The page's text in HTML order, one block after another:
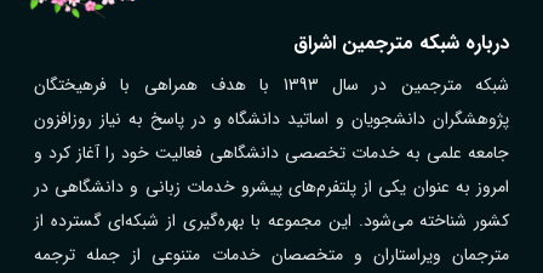
درباره شبکه مترجمین اشراق
شبکه مترجمین در سال 1393 با هدف همراهی با فرهیختگان
پژوهشگران دانشجویان و اساتید دانشگاه و در پاسخ به نیاز روزافزون
جامعه علمی به خدمات تخصصی دانشگاهی فعالیت خود را آغاز کرد و
امروز به عنوان یکی از پلتفرم‌های پیشرو خدمات زبانی و دانشگاهی در
کشور شناخته می‌شود. این مجموعه با بهره‌گیری از شبکه‌ای گسترده از
مترجمان ویراستاران و متخصصان خدمات متنوعی از جمله ترجمه